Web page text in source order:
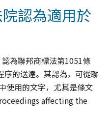
認為適用於
為聯邦商標法第1051條
序的送達。其認為，可從聯
使用的文字，尤其是條文
affecting the